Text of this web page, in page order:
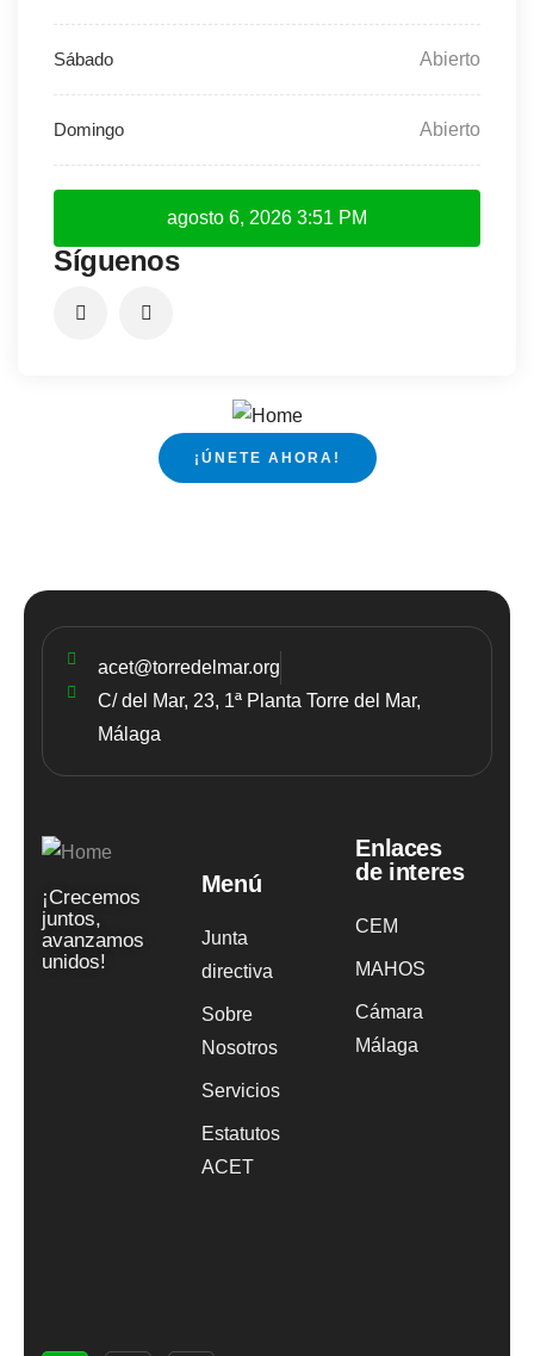
Abierto
Abierto
agosto 6, 2026 3:51 PM
Síguenos
¡ÚNETE AHORA!
acet@torredelmar.org
C/ del Mar, 23, 1ª Planta Torre del Mar,
Málaga
¡Crecemos
juntos,
avanzamos
unidos!
Menú
Junta
directiva
Sobre
Nosotros
Servicios
Estatutos
ACET
Enlaces
de interes
CEM
MAHOS
Cámara
Málaga